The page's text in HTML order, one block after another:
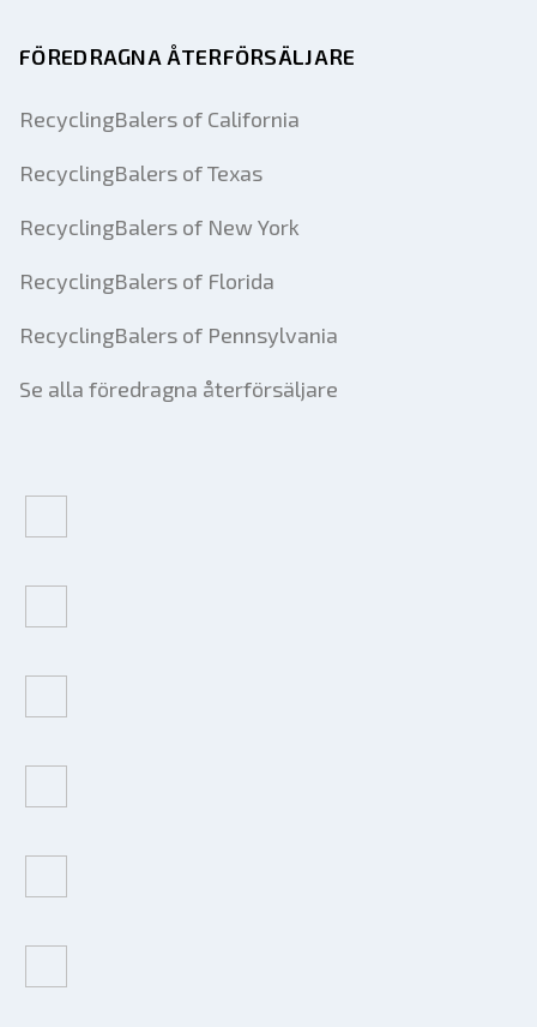
FÖREDRAGNA ÅTERFÖRSÄLJARE
RecyclingBalers of California
RecyclingBalers of Texas
RecyclingBalers of New York
RecyclingBalers of Florida
RecyclingBalers of Pennsylvania
Se alla föredragna återförsäljare